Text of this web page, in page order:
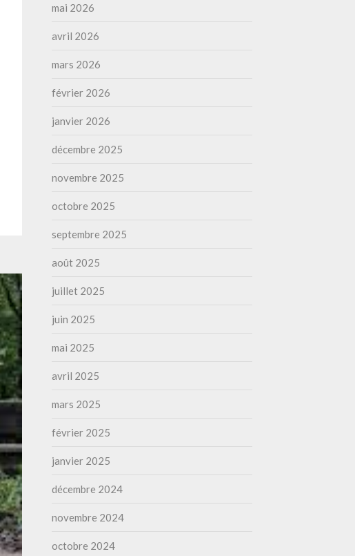
mai 2026
avril 2026
mars 2026
février 2026
janvier 2026
décembre 2025
novembre 2025
octobre 2025
septembre 2025
août 2025
juillet 2025
juin 2025
mai 2025
avril 2025
mars 2025
février 2025
janvier 2025
décembre 2024
novembre 2024
octobre 2024